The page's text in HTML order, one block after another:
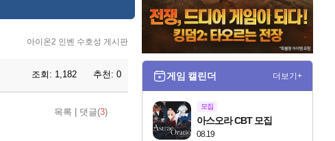
아이온2 인벤 수호성 게시판
조회: 1,182 추천: 0
목록 댓글(3)
게임 캘린더 더보기+
모집
08.19
아스오라 CBT 모집